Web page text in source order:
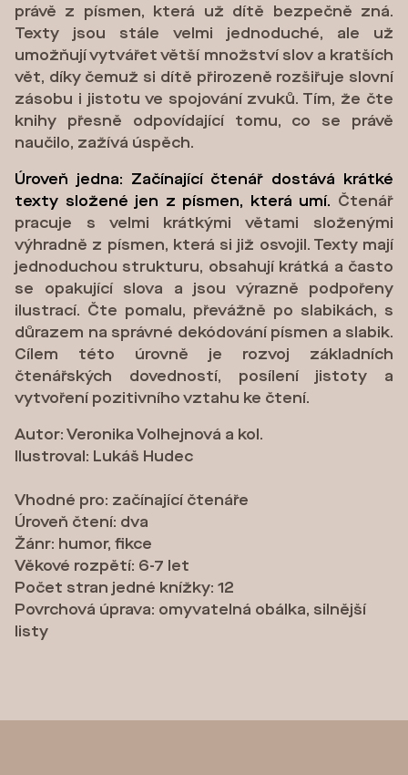
právě z písmen, která už dítě bezpečně zná.
Texty jsou stále velmi jednoduché, ale už
umožňují vytvářet větší množství slov a kratších
vět, díky čemuž si dítě přirozeně rozšiřuje slovní
zásobu i jistotu ve spojování zvuků. Tím, že čte
knihy přesně odpovídající tomu, co se právě
naučilo, zažívá úspěch.
Úroveň jedna: Začínající čtenář dostává krátké
texty složené jen z písmen, která umí. Čtenář
pracuje s velmi krátkými větami složenými
výhradně z písmen, která si již osvojil. Texty mají
jednoduchou strukturu, obsahují krátká a často
se opakující slova a jsou výrazně podpořeny
ilustrací. Čte pomalu, převážně po slabikách, s
důrazem na správné dekódování písmen a slabik.
Cílem této úrovně je rozvoj základních
čtenářských dovedností, posílení jistoty a
vytvoření pozitivního vztahu ke čtení.
Autor: Veronika Volhejnová a kol.
Ilustroval: Lukáš Hudec
Vhodné pro: začínající čtenáře
Úroveň čtení: dva
Žánr: humor, fikce
Věkové rozpětí: 6-7 let
Počet stran jedné knížky: 12
Povrchová úprava: omyvatelná obálka, silnější
listy